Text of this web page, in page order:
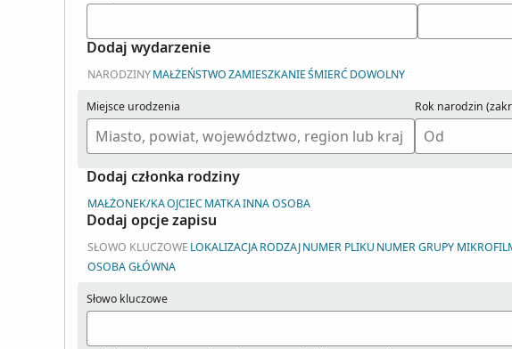
Dodaj wydarzenie
NARODZINYMAŁŻEŃSTWOZAMIESZKANIEŚMIERĆDOWOLNY
Miejsce urodzenia Rok narodzin
Dodaj członka rodziny
MAŁŻONEK/KAOJCIECMATKAINNA OSOBA
Dodaj opcje zapisu
SŁOWO KLUCZOWE LOKALIZACJARODZAJNUMER PLIKU NUMER GRUPY
OSOBA GŁÓWNA
Słowo kluczowe